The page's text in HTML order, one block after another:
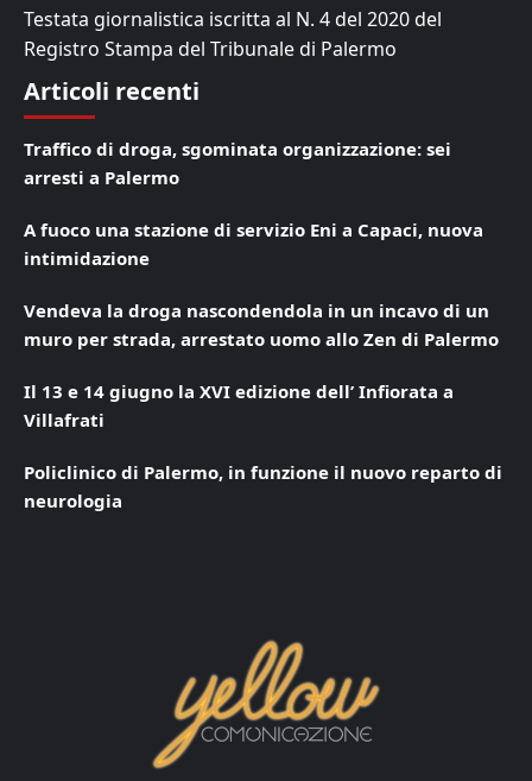
Testata giornalistica iscritta al N. 4 del 2020 del
Registro Stampa del Tribunale di Palermo
Articoli recenti
Traffico di droga, sgominata organizzazione: sei
arresti a Palermo
A fuoco una stazione di servizio Eni a Capaci, nuova
intimidazione
Vendeva la droga nascondendola in un incavo di un
muro per strada, arrestato uomo allo Zen di Palermo
Il 13 e 14 giugno la XVI edizione dell’ Infiorata a
Villafrati
Policlinico di Palermo, in funzione il nuovo reparto di
neurologia